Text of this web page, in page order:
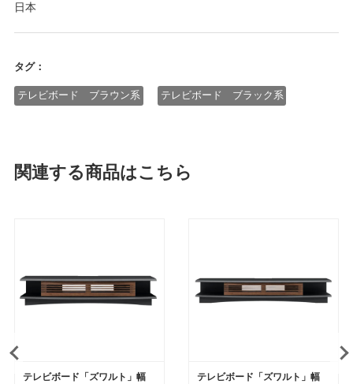
日本
タグ：
テレビボード ブラウン系 テレビボード ブラック系
関連する商品はこちら
テレビボード「ズワルト」幅
テレビボード「ズワルト」幅